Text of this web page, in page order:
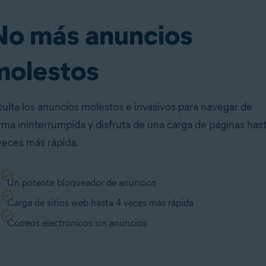
más anuncios
los anuncios molestos e invasivos para navegar de
ininterrumpida y disfruta de una carga de páginas
más rápida.
Un potente bloqueador de anuncios
Carga de sitios web hasta 4 veces más rápida
Correos electrónicos sin anuncios